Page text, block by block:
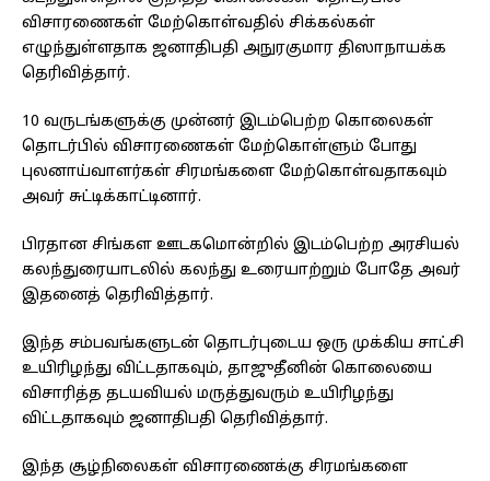
விசாரணைகள் மேற்கொள்வதில் சிக்கல்கள்
எழுந்துள்ளதாக ஜனாதிபதி அநுரகுமார திஸாநாயக்க
தெரிவித்தார்.
10 வருடங்களுக்கு முன்னர் இடம்பெற்ற கொலைகள்
தொடர்பில் விசாரணைகள் மேற்கொள்ளும் போது
புலனாய்வாளர்கள் சிரமங்களை மேற்கொள்வதாகவும்
அவர் சுட்டிக்காட்டினார்.
பிரதான சிங்கள ஊடகமொன்றில் இடம்பெற்ற அரசியல்
கலந்துரையாடலில் கலந்து உரையாற்றும் போதே அவர்
இதனைத் தெரிவித்தார்.
இந்த சம்பவங்களுடன் தொடர்புடைய ஒரு முக்கிய சாட்சி
உயிரிழந்து விட்டதாகவும், தாஜுதீனின் கொலையை
விசாரித்த தடயவியல் மருத்துவரும் உயிரிழந்து
விட்டதாகவும் ஜனாதிபதி தெரிவித்தார்.
இந்த சூழ்நிலைகள் விசாரணைக்கு சிரமங்களை